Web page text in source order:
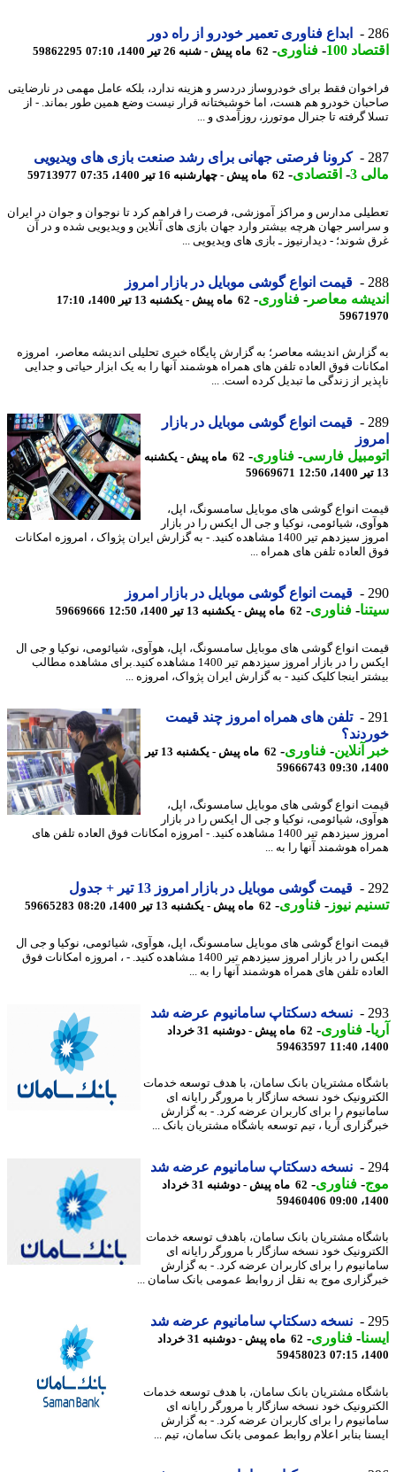
ابداع فناوری تعمیر خودرو از راه دور
100
-فناوری- 62 ماه پیش - شنبه 26 تیر 1400، 07:10 59862295
فقط برای خودروساز دردسر و هزینه ندارد، بلکه عامل مهمی در نارضایتی
خودرو هم هست، اما خوشبختانه قرار نیست وضع همین طور بماند. - از
گرفته تا جنرال موتورز، روزآمدی و ...
کرونا فرصتی جهانی برای رشد صنعت بازی های ویدیویی
3
-اقتصادی-62 ماه پیش - چهارشنبه 16 تیر 1400، 07:35 59713977
مدارس و مراکز آموزشی، فرصت را فراهم کرد تا نوجوان و جوان در ایران
جهان هرچه بیشتر وارد جهان بازی های آنلاین و ویدیویی شده و در آن
شوند؛ - دیدارنیوز ـ بازی های ویدیویی ...
قیمت انواع گوشی موبایل در بازار امروز
معاصر-فناوری- 62 ماه پیش - یکشنبه 13 تیر 1400، 17:10
اندیشه معاصر؛ به گزارش پایگاه خبری تحلیلی اندیشه معاصر، امروزه
فوق العاده تلفن های همراه هوشمند آنها را به یک ابزار حیاتی و جدایی
از زندگی ما تبدیل کرده است. ...
قیمت انواع گوشی موبایل در بازار
فارسی-فناوری-
62 ماه پیش - یکشنبه
59669671
انواع گوشی های موبایل سامسونگ، اپل،
شیائومی، نوکیا و جی ال ایکس را در بازار
امروز سیزدهم تیر 1400 مشاهده کنید. - به گزارش ایران پژواک ، امروزه امکانات
العاده تلفن های همراه ...
قیمت انواع گوشی موبایل در بازار امروز
-فناوری- 62 ماه پیش - یکشنبه 13 تیر 1400، 12:50 59669666
انواع گوشی های موبایل سامسونگ، اپل، هوآوی، شیائومی، نوکیا و جی ال
ایکس را در بازار امروز سیزدهم تیر 1400 مشاهده کنید.برای مشاهده مطالب
اینجا کلیک کنید - به گزارش ایران پژواک، امروزه ...
تلفن های همراه امروز چند قیمت
آنلاین-فناوری-
62 ماه پیش - یکشنبه 13 تیر
59666743
انواع گوشی های موبایل سامسونگ، اپل،
شیائومی، نوکیا و جی ال ایکس را در بازار
امروز سیزدهم تیر 1400 مشاهده کنید. - امروزه امکانات فوق العاده تلفن های
هوشمند آنها را به ...
قیمت گوشی موبایل در بازار امروز 13 تیر + جدول
نیوز-فناوری- 62 ماه پیش - یکشنبه 13 تیر 1400، 08:20 59665283
انواع گوشی های موبایل سامسونگ، اپل، هوآوی، شیائومی، نوکیا و جی ال
ایکس را در بازار امروز سیزدهم تیر 1400 مشاهده کنید. - ، امروزه امکانات فوق
تلفن های همراه هوشمند آنها را به ...
نسخه دسکتاپ سامانیوم عرضه شد
-فناوری-
62 ماه پیش - دوشنبه 31 خرداد
59463597
مشتریان بانک سامان، با هدف توسعه خدمات
خود نسخه سازگار با مرورگر رایانه ای
را برای کاربران عرضه کرد. - به گزارش
آریا ، تیم توسعه باشگاه مشتریان بانک ...
نسخه دسکتاپ سامانیوم عرضه شد
-فناوری-
62 ماه پیش - دوشنبه 31 خرداد
59460406
مشتریان بانک سامان، باهدف توسعه خدمات
خود نسخه سازگار با مرورگر رایانه ای
را برای کاربران عرضه کرد. - به گزارش
موج به نقل از روابط عمومی بانک سامان ...
نسخه دسکتاپ سامانیوم عرضه شد
-فناوری-
62 ماه پیش - دوشنبه 31 خرداد
59458023
مشتریان بانک سامان، با هدف توسعه خدمات
خود نسخه سازگار با مرورگر رایانه ای
را برای کاربران عرضه کرد. - به گزارش
بنابر اعلام روابط عمومی بانک سامان، تیم ...